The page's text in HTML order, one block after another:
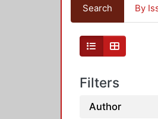
Search By
Filters
Author